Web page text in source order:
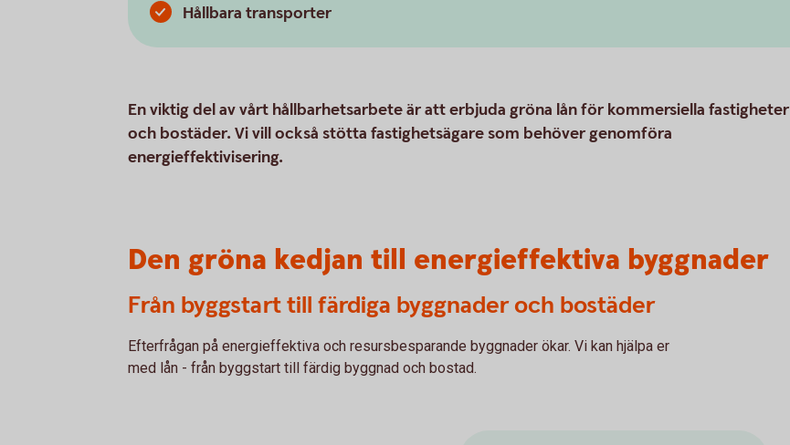
Hållbara transporter
En viktig del av vårt hållbarhetsarbete är att erbjuda gröna lån för kommersiella fastigheter
och bostäder. Vi vill också stötta fastighetsägare som behöver genomföra
energieffektivisering.
Den gröna kedjan till energieffektiva byggnader
Från byggstart till färdiga byggnader och bostäder
Efterfrågan på energieffektiva och resursbesparande byggnader ökar. Vi kan hjälpa er
med lån - från byggstart till färdig byggnad och bostad.